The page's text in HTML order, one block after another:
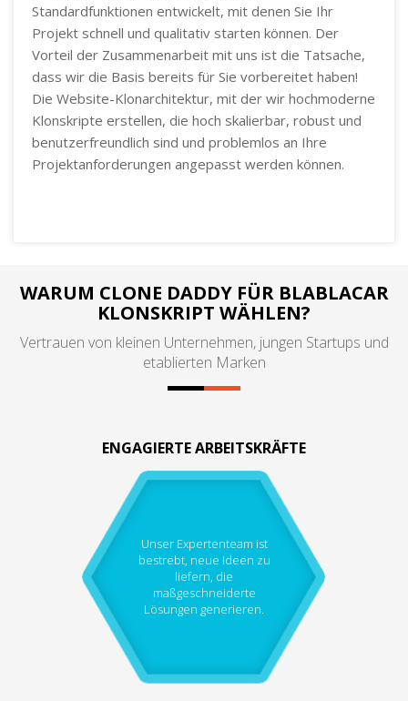
Standardfunktionen entwickelt, mit denen Sie Ihr
Projekt schnell und qualitativ starten können. Der
Vorteil der Zusammenarbeit mit uns ist die Tatsache,
dass wir die Basis bereits für Sie vorbereitet haben!
Die Website-Klonarchitektur, mit der wir hochmoderne
Klonskripte erstellen, die hoch skalierbar, robust und
benutzerfreundlich sind und problemlos an Ihre
Projektanforderungen angepasst werden können.
WARUM CLONE DADDY FÜR BLABLACAR
KLONSKRIPT WÄHLEN?
Vertrauen von kleinen Unternehmen, jungen Startups und
etablierten Marken
ENGAGIERTE ARBEITSKRÄFTE
Unser Expertenteam ist
bestrebt, neue Ideen zu
liefern, die
maßgeschneiderte
Lösungen generieren.